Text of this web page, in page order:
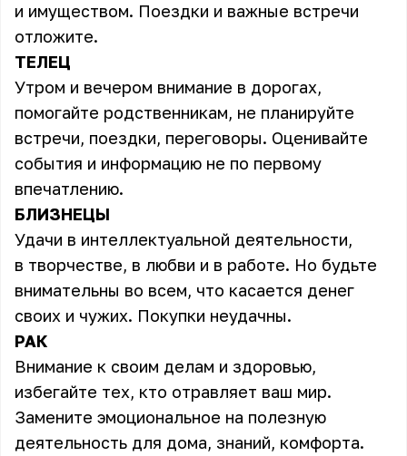
и имуществом. Поездки и важные встречи
отложите.
ТЕЛЕЦ
Утром и вечером внимание в дорогах,
помогайте родственникам, не планируйте
встречи, поездки, переговоры. Оценивайте
события и информацию не по первому
впечатлению.
БЛИЗНЕЦЫ
Удачи в интеллектуальной деятельности,
в творчестве, в любви и в работе. Но будьте
внимательны во всем, что касается денег
своих и чужих. Покупки неудачны.
РАК
Внимание к своим делам и здоровью,
избегайте тех, кто отравляет ваш мир.
Замените эмоциональное на полезную
деятельность для дома, знаний, комфорта.